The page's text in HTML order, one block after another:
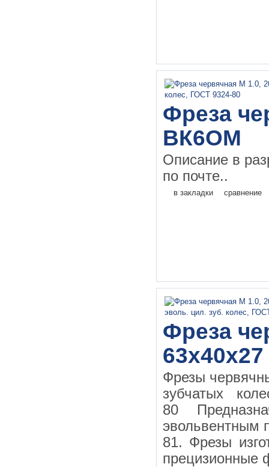
Фреза
ВК6ОМ
Описание в
по почте..
в закладки сравнение
Фреза
Фрезы
зубчатых
80
эвольвентным
81. Фрезы
прецизионные